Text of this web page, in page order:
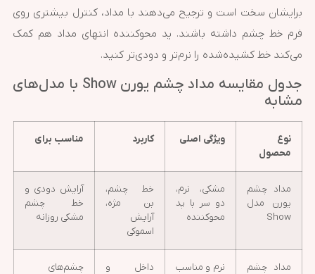
برایشان سخت است و ترجیح می‌دهند با مداد، کنترل بیشتری روی
فرم خط چشم داشته باشند. پد محوکننده انتهای مداد هم کمک
می‌کند خط کشیده‌شده را نرم‌تر و دودی‌تر کنید.
جدول مقایسه مداد چشم یورن Show با مدل‌های
مشابه
نوع
محصول
ویژگی اصلی کاربرد مناسب برای
مداد چشم
یورن مدل
Show
مشکی، نرم،
دو سر با پد
محوکننده
خط چشم،
بن مژه،
آرایش
اسموکی
آرایش دودی و
خط چشم
مشکی روزانه
مداد چشم
نرم و مناسب
داخل و
چشم‌های